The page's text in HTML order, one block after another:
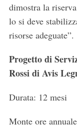
dimostra la
lo si deve
risorse adeguate”.
Progetto di
Rossi di Avis
Durata: 12 mesi
Monte ore
S
e
c
f